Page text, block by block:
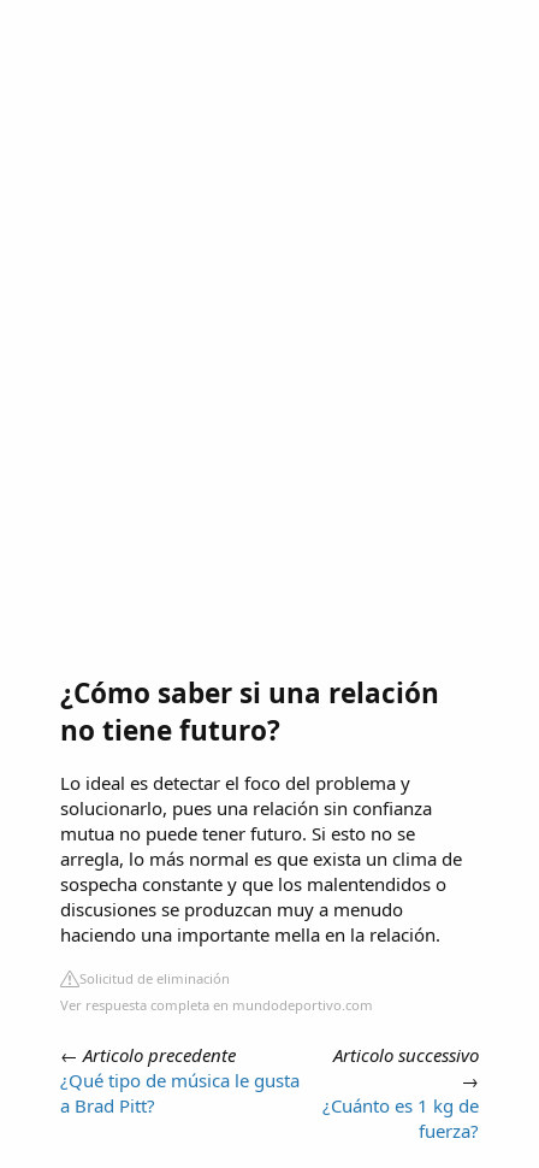
¿Cómo saber si una relación
no tiene futuro?
Lo ideal es detectar el foco del problema y
solucionarlo, pues una relación sin confianza
mutua no puede tener futuro. Si esto no se
arregla, lo más normal es que exista un clima de
sospecha constante y que los malentendidos o
discusiones se produzcan muy a menudo
haciendo una importante mella en la relación.
Solicitud de eliminación
Ver respuesta completa en mundodeportivo.com
←Articolo precedente
¿Qué tipo de música le gusta
a Brad Pitt?
Articolo successivo
→
¿Cuánto es 1 kg de
fuerza?